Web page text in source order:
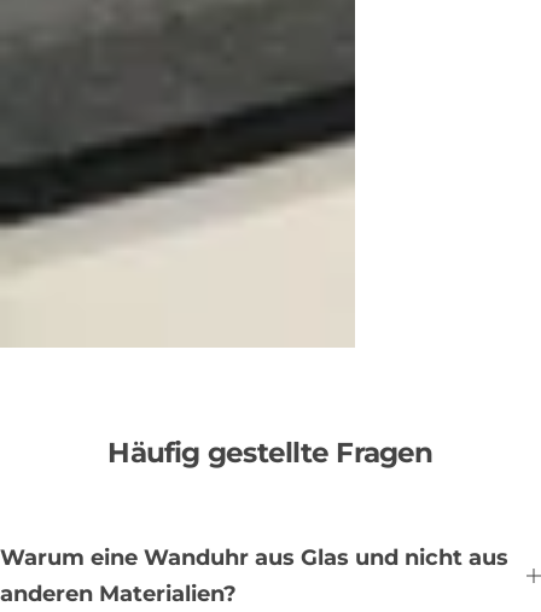
Häufig gestellte Fragen
Warum eine Wanduhr aus Glas und nicht aus
anderen Materialien?